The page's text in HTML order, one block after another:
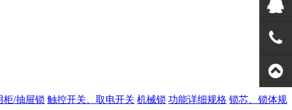
柜/抽屉锁 触控开关、取电开关 机械锁 功能详细规格 锁芯、锁体规
美高QQ
全国热
线